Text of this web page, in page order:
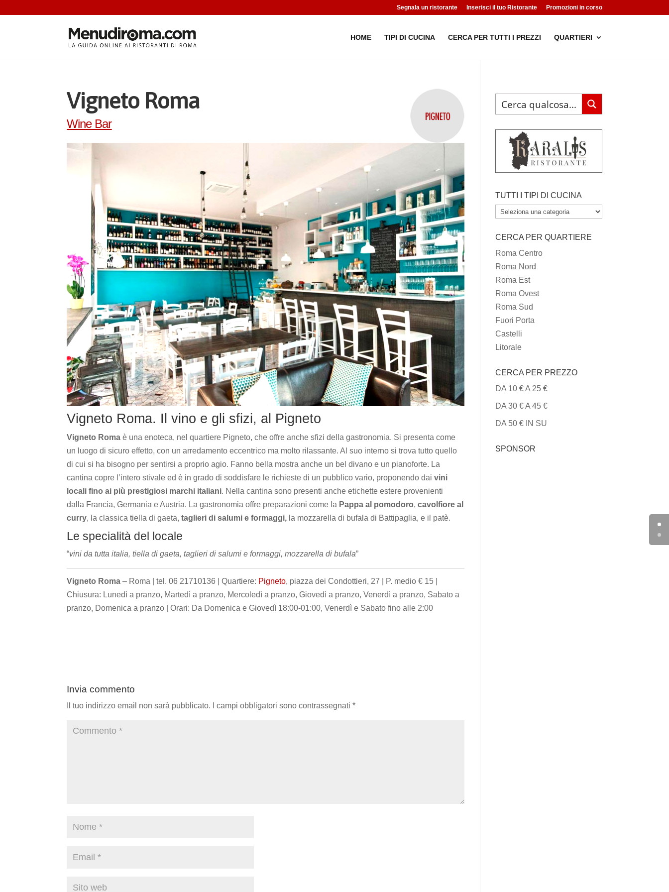
Segnala un ristorante Inserisci il tuo Ristorante Promozioni in corso
HOME TIPI DI CUCINA CERCA PER TUTTI I PREZZI QUARTIERI
Vigneto Roma
Wine Bar
Vigneto Roma. Il vino e gli sfizi, al Pigneto
Vigneto Roma è una enoteca, nel quartiere Pigneto, che offre anche sfizi della gastronomia. Si presenta come
un luogo di sicuro effetto, con un arredamento eccentrico ma molto rilassante. Al suo interno si trova tutto quello
di cui si ha bisogno per sentirsi a proprio agio. Fanno bella mostra anche un bel divano e un pianoforte. La
cantina copre l’intero stivale ed è in grado di soddisfare le richieste di un pubblico vario, proponendo daivini
locali fino ai più prestigiosi marchi italiani. Nella cantina sono presenti anche etichette estere provenienti
dalla Francia, Germania e Austria. La gastronomia offre preparazioni come la Pappa al pomodoro,cavolfiore al
curry, la classica tiella di gaeta,taglieri di salumi e formaggi, la mozzarella di bufala di Battipaglia, e il patè.
Le specialità del locale
“vini da tutta italia, tiella di gaeta, taglieri di salumi e formaggi, mozzarella di bufala”
Vigneto Roma – Roma | tel. 06 21710136 | Quartiere: Pigneto, piazza dei Condottieri, 27 | P. medio € 15 |
Chiusura: Lunedì a pranzo, Martedì a pranzo, Mercoledì a pranzo, Giovedì a pranzo, Venerdì a pranzo, Sabato a
pranzo, Domenica a pranzo | Orari: Da Domenica e Giovedì 18:00-01:00, Venerdì e Sabato fino alle 2:00
Invia commento
Il tuo indirizzo email non sarà pubblicato. I campi obbligatori sono contrassegnati*
TUTTI I TIPI DI CUCINA
TUTTI
TIPI
DI
CUCINA
CERCA PER QUARTIERE
Roma Centro
Roma Nord
Roma Est
Roma Ovest
Roma Sud
Fuori Porta
Castelli
Litorale
CERCA PER PREZZO
DA 10 € A 25 €
DA 30 € A 45 €
DA 50 € IN SU
SPONSOR